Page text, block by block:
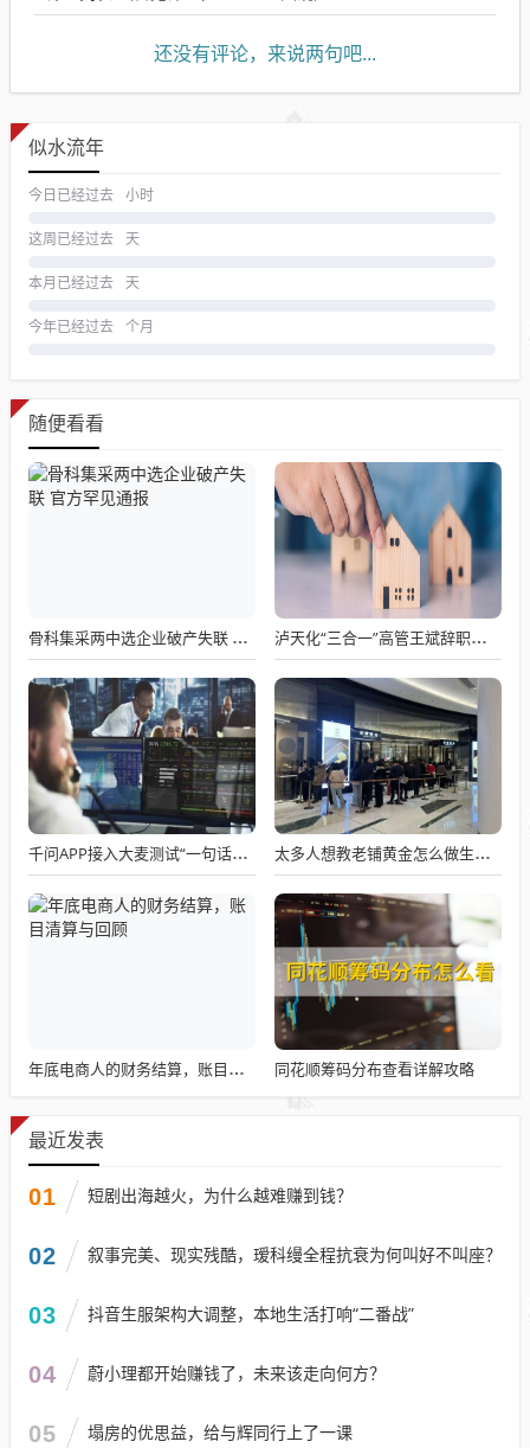
还没有评论，来说两句吧...
似水流年
今日已经过去 小时
这周已经过去 天
本月已经过去 天
今年已经过去 个月
随便看看
骨科集采两中选企业破产失联 官方罕见通报 泸天化“三合一”高管王斌辞职：高管变动叠加财务、业绩双重压力，公司进入阶段性调整期
千问APP接入大麦测试“一句话买电影票” 太多人想教老铺黄金怎么做生意了
年底电商人的财务结算，账目清算与回顾 同花顺筹码分布查看详解攻略
最近发表
01 短剧出海越火，为什么越难赚到钱？
02 叙事完美、现实残酷，瑷科缦全程抗衰为何叫好不叫座？
03 抖音生服架构大调整，本地生活打响“二番战”
04 蔚小理都开始赚钱了，未来该走向何方？
05 塌房的优思益，给与辉同行上了一课